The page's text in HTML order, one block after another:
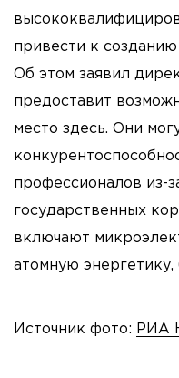
привести к
Об этом заявил
предоставит
место здесь. Они
профессионалов из-
государственных
включают
атомную
Источник фото: РИА